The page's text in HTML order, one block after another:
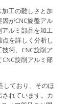
工の難しさと加
がCNC旋盤アル
アルミ部品を加工
を詳しく分析し
術、CNC旋削ア
旋削アルミ部
しており、そのほ
れています。カ